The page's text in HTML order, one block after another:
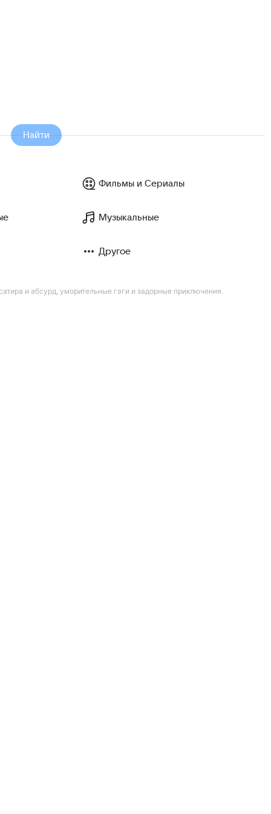
Найти
Фильмы и Сериалы
Музыкальные
Другое
и абсурд, уморительные гэги и задорные приключения.